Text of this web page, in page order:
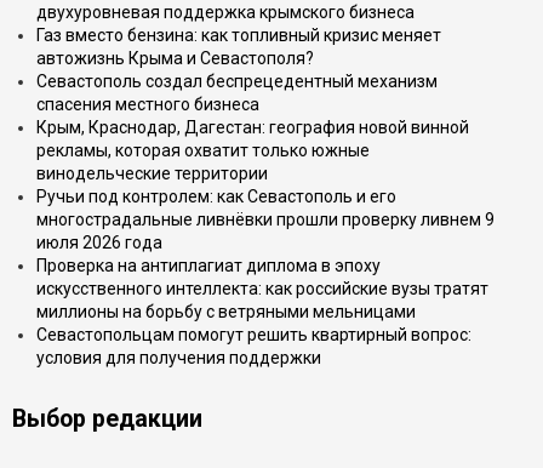
двухуровневая поддержка крымского бизнеса
Газ вместо бензина: как топливный кризис меняет
автожизнь Крыма и Севастополя?
Севастополь создал беспрецедентный механизм
спасения местного бизнеса
Крым, Краснодар, Дагестан: география новой винной
рекламы, которая охватит только южные
винодельческие территории
Ручьи под контролем: как Севастополь и его
многострадальные ливнёвки прошли проверку ливнем 9
июля 2026 года
Проверка на антиплагиат диплома в эпоху
искусственного интеллекта: как российские вузы тратят
миллионы на борьбу с ветряными мельницами
Севастопольцам помогут решить квартирный вопрос:
условия для получения поддержки
Выбор редакции